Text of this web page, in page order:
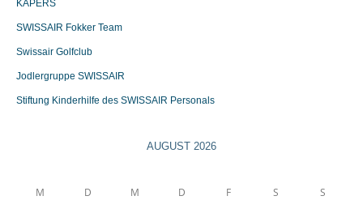
KAPERS
SWISSAIR Fokker Team
Swissair Golfclub
Jodlergruppe SWISSAIR
Stiftung Kinderhilfe des SWISSAIR Personals
AUGUST 2026
M D M D F S S